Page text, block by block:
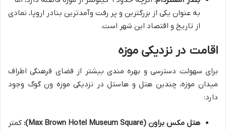
به عنوان یکی از بزرگترین و پر رفت وآمدترین بنادر اروپا، نمادی
از تاریخ و اقتصاد این شهر است.
اقامت در نزدیکی موزه
برای سهولت دسترسی و بهره مندی بیشتر از فضای فرهنگی اطراف
میدان موزه، چندین هتل و هاستل در نزدیکی موزه ون گوگ وجود
دارد:
هتل مکس براون (Max Brown Hotel Museum Square):
کمتر